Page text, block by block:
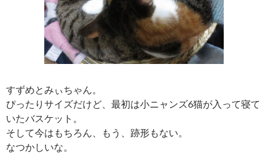
すずめとみぃちゃん。
ぴったりサイズだけど、最初は小ニャンズ6猫が入って寝て
いたバスケット。
そして今はもちろん、もう、跡形もない。
なつかしいな。